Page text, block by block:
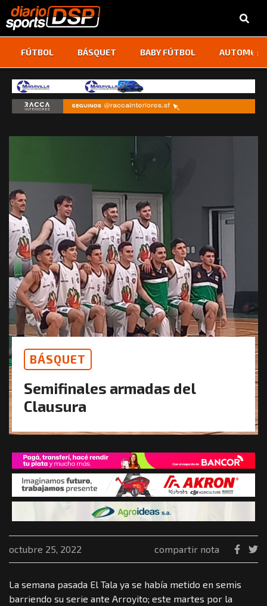
FÚTBOL BÁSQUET BABY FÚTBOL ‹ ›
BÁSQUET
Semifinales armadas del
Clausura
octubre 25, 2022 compartir nota
La semana pasada El Tala ya se había metido en semis
barriendo su serie ante Arroyito; este martes por la